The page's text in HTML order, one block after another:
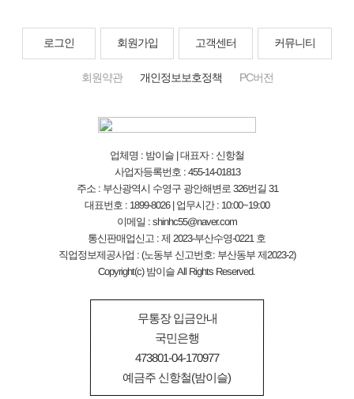
로그인 회원가입 고객센터 커뮤니티
회원약관 개인정보보호정책 PC버전
업체명 : 밤이슬 | 대표자 : 신항철
사업자등록번호 : 455-14-01813
주소 : 부산광역시 수영구 광안해변로 326번길 31
대표번호 : 1899-8026 | 업무시간 : 10:00~19:00
이메일 : shinhc55@naver.com
통신판매업신고 : 제 2023-부산수영-0221 호
직업정보제공사업 : (노동부 신고번호: 부산동부 제2023-2)
Copyright(c) 밤이슬 All Rights Reserved.
무통장 입금안내
국민은행
473801-04-170977
예금주 신항철(밤이슬)